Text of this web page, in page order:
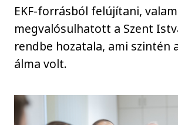
EKF-forrásból felújítani,
megvalósulhatott a Szent
rendbe hozatala, ami szintén
álma volt.